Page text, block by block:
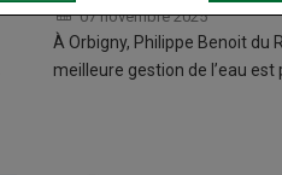
07 novembre 2025
À Orbigny, Philippe Benoit du
meilleure gestion de l’eau est